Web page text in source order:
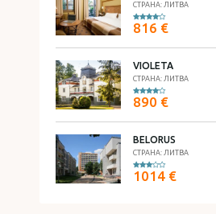
СТРАНА: ЛИТВА
816 €
VIOLETA
СТРАНА: ЛИТВА
890 €
BELORUS
СТРАНА: ЛИТВА
1014 €